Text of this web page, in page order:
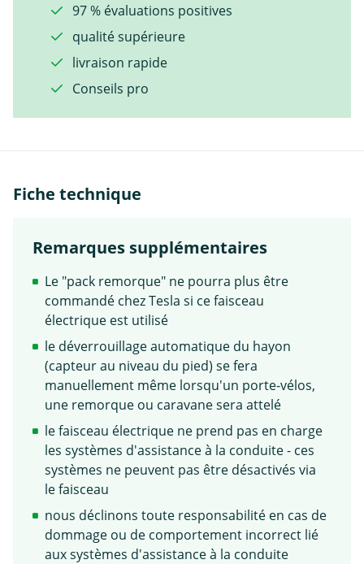
97 % évaluations positives
qualité supérieure
livraison rapide
Conseils pro
Fiche technique
Remarques supplémentaires
Le "pack remorque" ne pourra plus être
commandé chez Tesla si ce faisceau
électrique est utilisé
le déverrouillage automatique du hayon
(capteur au niveau du pied) se fera
manuellement même lorsqu'un porte-vélos,
une remorque ou caravane sera attelé
le faisceau électrique ne prend pas en charge
les systèmes d'assistance à la conduite - ces
systèmes ne peuvent pas être désactivés via
le faisceau
nous déclinons toute responsabilité en cas de
dommage ou de comportement incorrect lié
aux systèmes d'assistance à la conduite